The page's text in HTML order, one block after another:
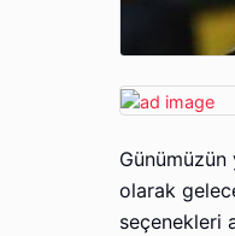
Günümüzün
olarak
seçenekleri